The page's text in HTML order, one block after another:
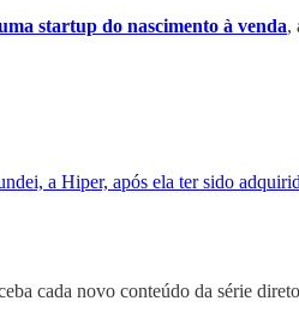
startup do nascimento à venda,
a Hiper, após ela ter sido
cada novo conteúdo da série